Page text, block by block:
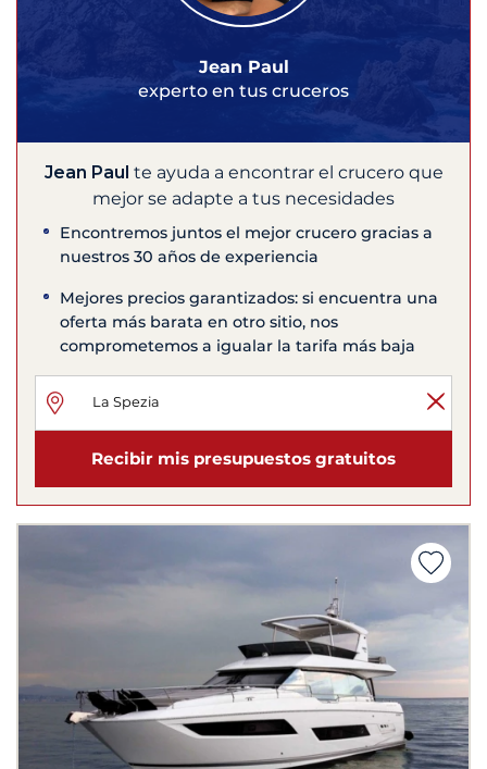
Jean Paul
experto en tus cruceros
Jean Paul te ayuda a encontrar el crucero que
mejor se adapte a tus necesidades
Encontremos juntos el mejor crucero gracias a
nuestros 30 años de experiencia
Mejores precios garantizados: si encuentra una
oferta más barata en otro sitio, nos
comprometemos a igualar la tarifa más baja
Recibir mis presupuestos gratuitos